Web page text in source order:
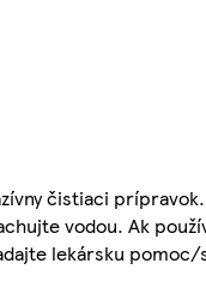
čistiaci
vodou. Ak
lekársku